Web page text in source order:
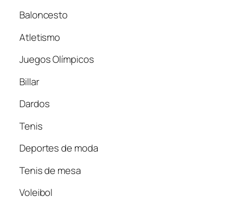
Baloncesto
Atletismo
Juegos Olímpicos
Billar
Dardos
Tenis
Deportes de moda
Tenis de mesa
Voleibol